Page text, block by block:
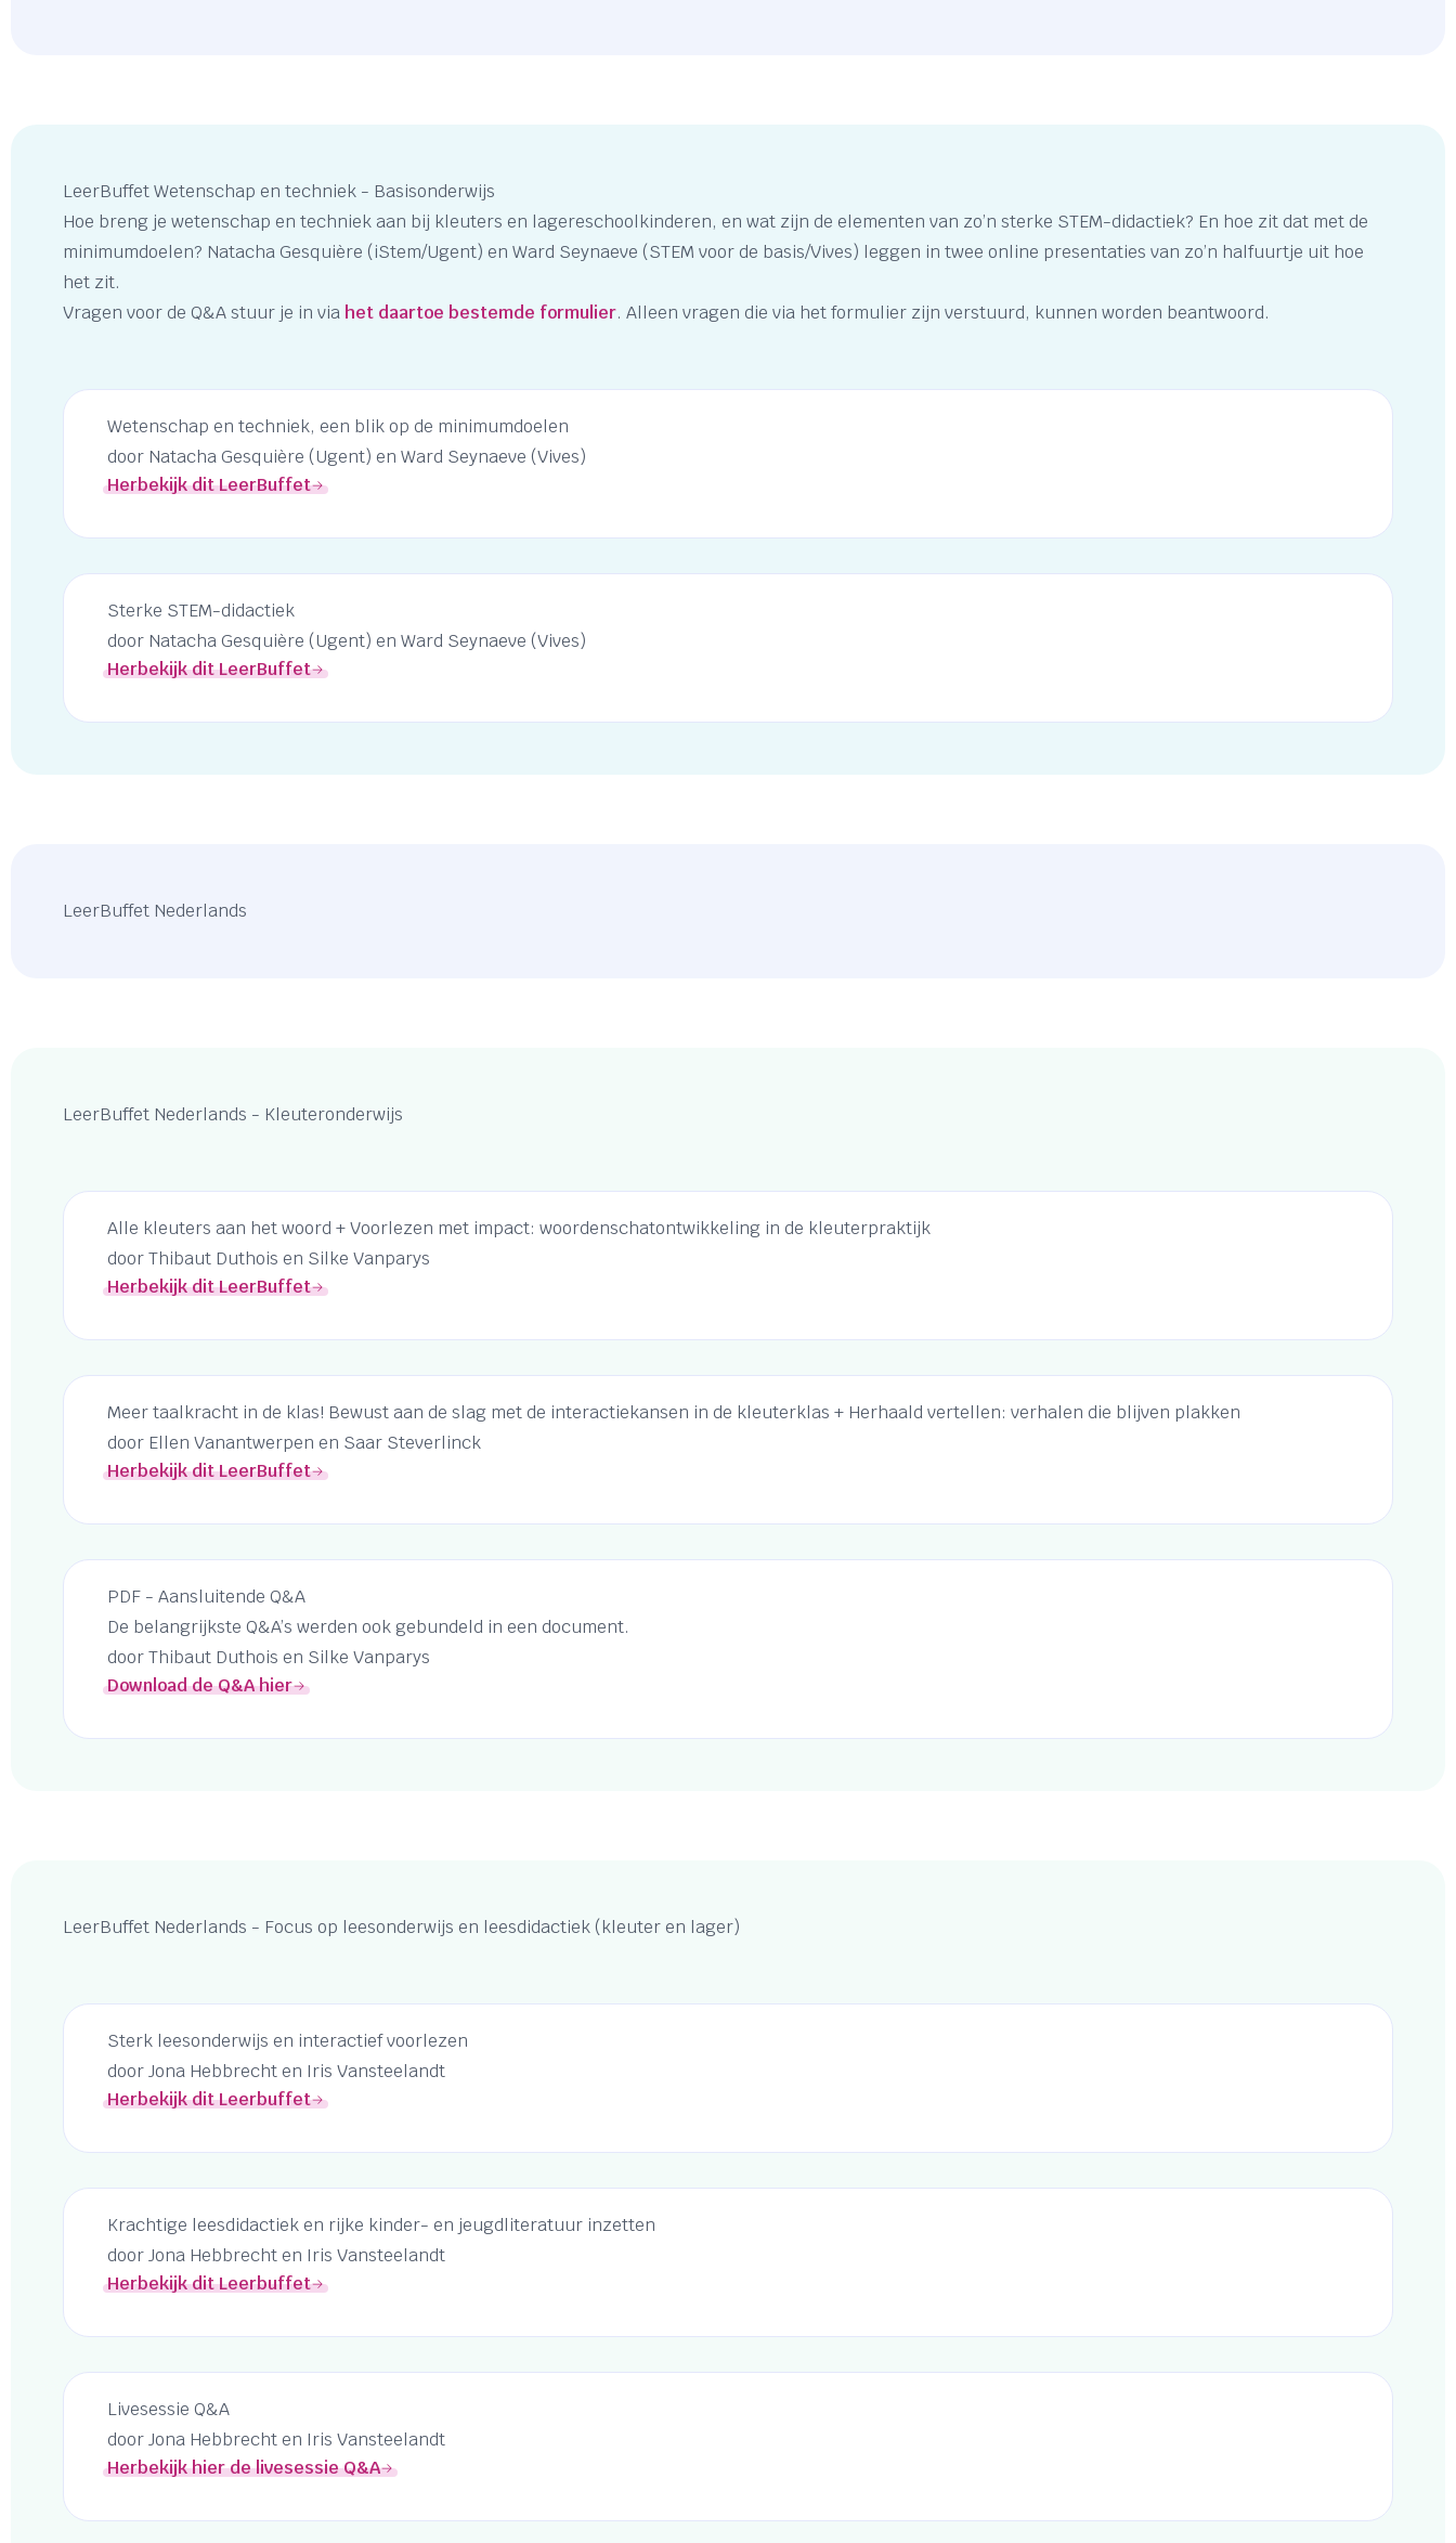
LeerBuffet Wetenschap en techniek - Basisonderwijs
Hoe breng je wetenschap en techniek aan bij kleuters en lagereschoolkinderen, en wat zijn de elementen van zo’n sterke STEM-didactiek? En hoe zit dat met de
minimumdoelen? Natacha Gesquière (iStem/Ugent) en Ward Seynaeve (STEM voor de basis/Vives) leggen in twee online presentaties van zo’n halfuurtje uit hoe
het zit.
Vragen voor de Q&A stuur je in via het daartoe bestemde formulier. Alleen vragen die via het formulier zijn verstuurd, kunnen worden beantwoord.
Wetenschap en techniek, een blik op de minimumdoelen
door Natacha Gesquière (Ugent) en Ward Seynaeve (Vives)
Herbekijk dit LeerBuffet
Sterke STEM-didactiek
door Natacha Gesquière (Ugent) en Ward Seynaeve (Vives)
Herbekijk dit LeerBuffet
LeerBuffet Nederlands
LeerBuffet Nederlands - Kleuteronderwijs
Alle kleuters aan het woord + Voorlezen met impact: woordenschatontwikkeling in de kleuterpraktijk
door Thibaut Duthois en Silke Vanparys
Herbekijk dit LeerBuffet
Meer taalkracht in de klas! Bewust aan de slag met de interactiekansen in de kleuterklas + Herhaald vertellen: verhalen die blijven plakken
door Ellen Vanantwerpen en Saar Steverlinck
Herbekijk dit LeerBuffet
PDF - Aansluitende Q&A
De belangrijkste Q&A’s werden ook gebundeld in een document.
door Thibaut Duthois en Silke Vanparys
Download de Q&A hier
LeerBuffet Nederlands - Focus op leesonderwijs en leesdidactiek (kleuter en lager)
Sterk leesonderwijs en interactief voorlezen
door Jona Hebbrecht en Iris Vansteelandt
Herbekijk dit Leerbuffet
Krachtige leesdidactiek en rijke kinder- en jeugdliteratuur inzetten
door Jona Hebbrecht en Iris Vansteelandt
Herbekijk dit Leerbuffet
Livesessie Q&A
door Jona Hebbrecht en Iris Vansteelandt
Herbekijk hier de livesessie Q&A